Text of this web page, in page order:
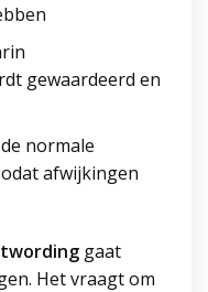
gewaardeerd en
normale
afwijkingen
gaat
Het vraagt om